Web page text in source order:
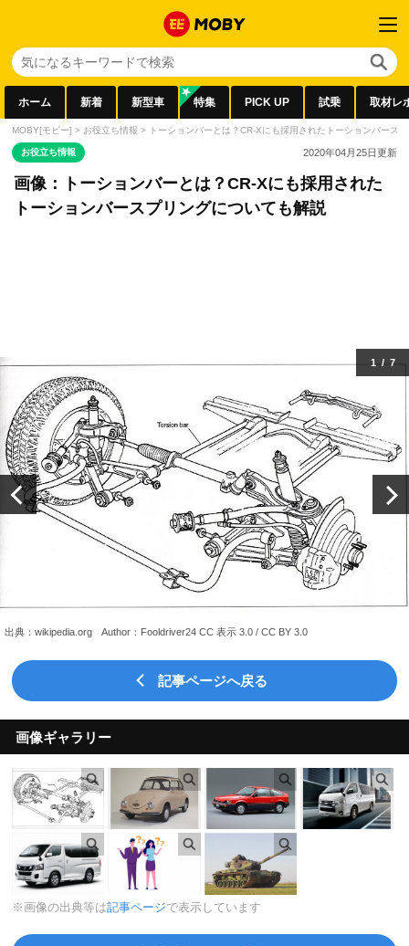
ホーム 新着 新型車 特集 PICK UP 試乗 取材レ
MOBY[モビー] > お役立ち情報 > トーションバーとは？CR-Xにも採用されたトーションバース
お役立ち情報 2020年04月25日更新
画像：トーションバーとは？CR-Xにも採用された
トーションバースプリングについても解説
出典：wikipedia.org　Author：Fooldriver24 CC 表示 3.0 / CC BY 3.0
1 / 7
記事ページへ戻る
画像ギャラリー
※画像の出典等は記事ページで表示しています